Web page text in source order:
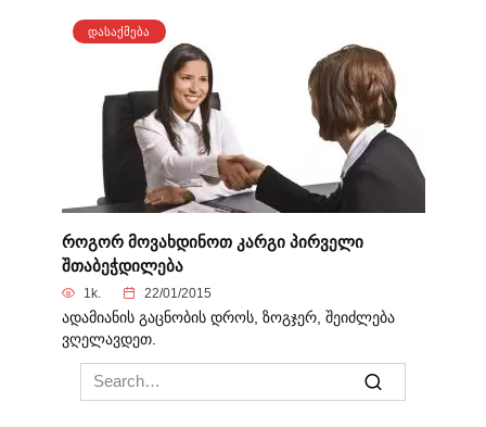
ᲓᲐᲡᲐᲥᲛᲔᲑᲐ
როგორ მოვახდინოთ კარგი პირველი
შთაბეჭდილება
1k. 22/01/2015
ადამიანის გაცნობის დროს, ზოგჯერ, შეიძლება
ვღელავდეთ.
Search
for: